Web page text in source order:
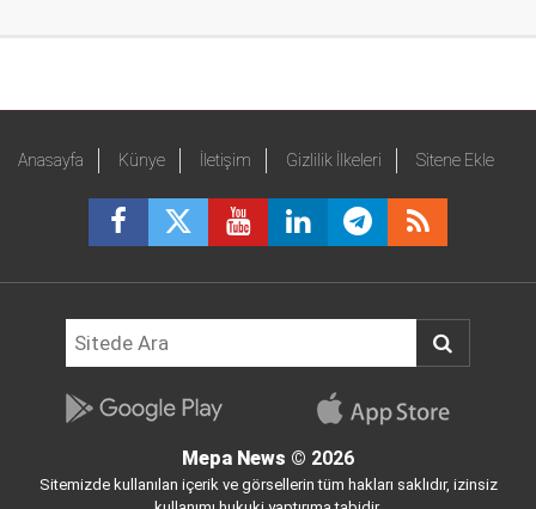
Anasayfa Künye İletişim Gizlilik İlkeleri Sitene Ekle
Mepa News © 2026
Sitemizde kullanılan içerik ve görsellerin tüm hakları saklıdır, izinsiz